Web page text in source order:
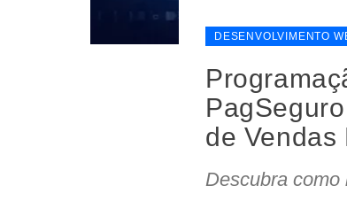
DESENVOLVIMENTO
de Vendas
Descubra como